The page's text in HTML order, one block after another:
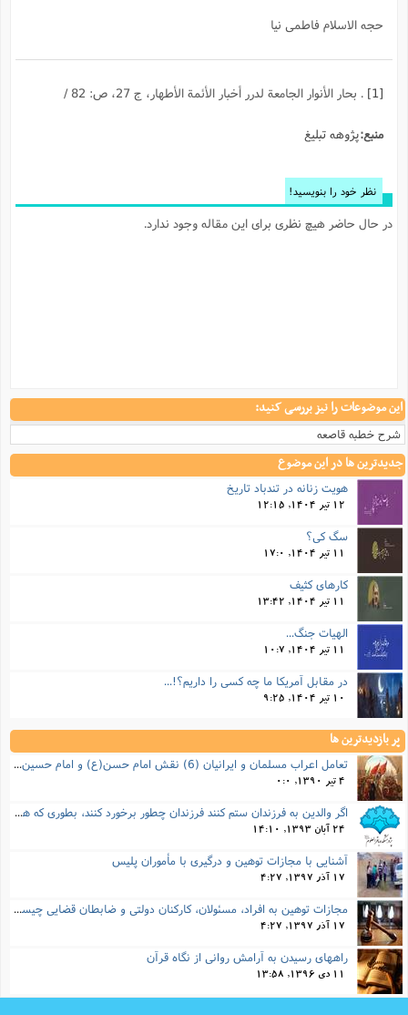
حجه الاسلام فاطمی نیا
. بحار الأنوار الجامعة لدرر أخبار الأئمة الأطهار، ج 27، ص: 82 /
منبع:پژوهه تبلیغ
نظر خود را بنویسید!
در حال حاضر هیچ نظری برای این مقاله وجود ندارد.
این موضوعات را نیز بررسی کنید:
شرح خطبه قاصعه
جدیدترین ها در این موضوع
هویت زنانه در تندباد تاریخ
12 تیر 1404, 12:15
سگ کی؟
11 تیر 1404, 17:0
کارهای کثیف
11 تیر 1404, 13:42
الهیات جنگ...
11 تیر 1404, 10:7
در مقابل آمریکا ما چه کسی را داریم؟!...
10 تیر 1404, 9:25
پر بازدیدترین ها
تعامل اعراب مسلمان و ایرانیان (6) نقش امام حسن(ع) و امام حسین(ع) در فتح ایران
4 تیر 1390, 0:0
اگر والدین به فرزندان ستم کنند فرزندان چطور برخورد کنند، بطوری که هم موجب ناراحتی آنها نشود و هم بتوانند آنها را امر به معروف و نهی از منکر کنند، و اگر نصیحت تأثیر نداشت چطور باید با آنها برخورد کرد؟
24 آبان 1393, 14:10
آشنایی با مجازات توهین و درگیری با مأموران پلیس
17 آذر 1397, 4:27
مجازات‌ توهین به افراد، مسئولان، کارکنان دولتی و ضابطان قضایی چیست؟
17 آذر 1397, 4:27
راههای رسیدن به آرامش روانی از نگاه قرآن
11 دی 1396, 13:58